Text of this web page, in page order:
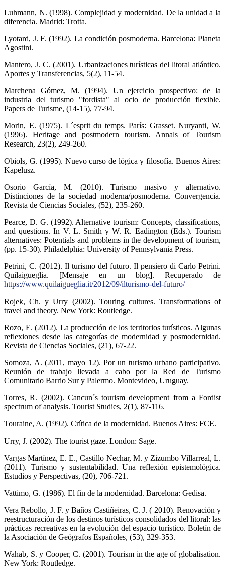
Luhmann, N. (1998). Complejidad y modernidad. De la unidad a la
diferencia. Madrid: Trotta.
Lyotard, J. F. (1992). La condición posmoderna. Barcelona: Planeta
Agostini.
Mantero, J. C. (2001). Urbanizaciones turísticas del litoral atlántico.
Aportes y Transferencias, 5(2), 11-54.
Marchena Gómez, M. (1994). Un ejercicio prospectivo: de la
industria del turismo "fordista" al ocio de producción flexible.
Papers de Turisme, (14-15), 77-94.
Morin, E. (1975). L´esprit du temps. París: Grasset. Nuryanti, W.
(1996). Heritage and postmodern tourism. Annals of Tourism
Research, 23(2), 249-260.
Obiols, G. (1995). Nuevo curso de lógica y filosofía. Buenos Aires:
Kapelusz.
Osorio García, M. (2010). Turismo masivo y alternativo.
Distinciones de la sociedad moderna/posmoderna. Convergencia.
Revista de Ciencias Sociales, (52), 235-260.
Pearce, D. G. (1992). Alternative tourism: Concepts, classifications,
and questions. In V. L. Smith y W. R. Eadington (Eds.). Tourism
alternatives: Potentials and problems in the development of tourism,
(pp. 15-30). Philadelphia: University of Pennsylvania Press.
Petrini, C. (2012). Il turismo del futuro. Il pensiero di Carlo Petrini.
Quilaigueglia. [Mensaje en un blog]. Recuperado de
https://www.quilaigueglia.it/2012/09/ilturismo-del-futuro/
Rojek, Ch. y Urry (2002). Touring cultures. Transformations of
travel and theory. New York: Routledge.
Rozo, E. (2012). La producción de los territorios turísticos. Algunas
reflexiones desde las categorías de modernidad y posmodernidad.
Revista de Ciencias Sociales, (21), 67-22.
Somoza, A. (2011, mayo 12). Por un turismo urbano participativo.
Reunión de trabajo llevada a cabo por la Red de Turismo
Comunitario Barrio Sur y Palermo. Montevideo, Uruguay.
Torres, R. (2002). Cancun´s tourism development from a Fordist
spectrum of analysis. Tourist Studies, 2(1), 87-116.
Touraine, A. (1992). Crítica de la modernidad. Buenos Aires: FCE.
Urry, J. (2002). The tourist gaze. London: Sage.
Vargas Martínez, E. E., Castillo Nechar, M. y Zizumbo Villarreal, L.
(2011). Turismo y sustentabilidad. Una reflexión epistemológica.
Estudios y Perspectivas, (20), 706-721.
Vattimo, G. (1986). El fin de la modernidad. Barcelona: Gedisa.
Vera Rebollo, J. F. y Baños Castiñeiras, C. J. ( 2010). Renovación y
reestructuración de los destinos turísticos consolidados del litoral: las
prácticas recreativas en la evolución del espacio turístico. Boletín de
la Asociación de Geógrafos Españoles, (53), 329-353.
Wahab, S. y Cooper, C. (2001). Tourism in the age of globalisation.
New York: Routledge.